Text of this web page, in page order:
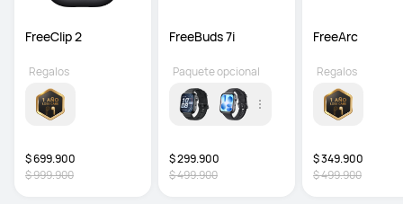
FreeClip 2
$ 699.900
$ 999.900
Regalos
$ 299.900
$ 499.900
Paquete opcional
FreeArc
$ 349.900
$ 499.900
Regalos